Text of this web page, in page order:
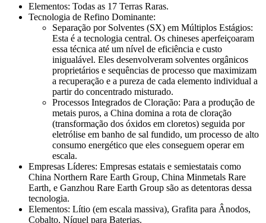
Elementos: Todas as 17 Terras Raras.
Tecnologia de Refino Dominante:
Separação por Solventes (SX) em Múltiplos Estágios:
Esta é a tecnologia central. Os chineses aperfeiçoaram
essa técnica até um nível de eficiência e custo
inigualável. Eles desenvolveram solventes orgânicos
proprietários e sequências de processo que maximizam
a recuperação e a pureza de cada elemento individual a
partir do concentrado misturado.
Processos Integrados de Cloração: Para a produção de
metais puros, a China domina a rota de cloração
(transformação dos óxidos em cloretos) seguida por
eletrólise em banho de sal fundido, um processo de alto
consumo energético que eles conseguem operar em
escala.
Empresas Líderes: Empresas estatais e semiestatais como
China Northern Rare Earth Group, China Minmetals Rare
Earth, e Ganzhou Rare Earth Group são as detentoras dessa
tecnologia.
Elementos: Lítio (em escala massiva), Grafita para Ânodos,
Cobalto, Níquel para Baterias.